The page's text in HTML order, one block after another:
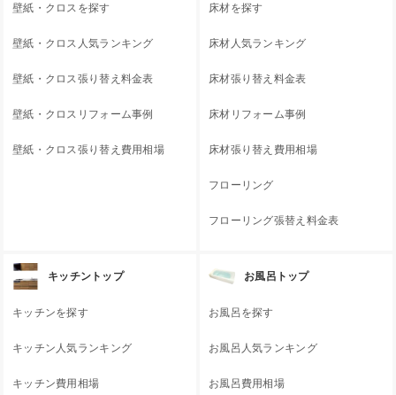
壁紙・クロスを探す
壁紙・クロス人気ランキング
壁紙・クロス張り替え料金表
壁紙・クロスリフォーム事例
壁紙・クロス張り替え費用相場
床材を探す
床材人気ランキング
床材張り替え料金表
床材リフォーム事例
床材張り替え費用相場
フローリング
フローリング張替え料金表
キッチントップ
キッチンを探す
キッチン人気ランキング
キッチン費用相場
お風呂トップ
お風呂を探す
お風呂人気ランキング
お風呂費用相場